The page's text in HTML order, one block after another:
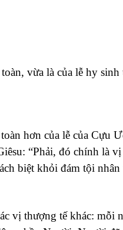
vừa là của lễ hy sinh
hơn của lễ của Cựu
“Phải, đó chính là
biệt khỏi đám tội
vị thượng tế khác: mỗi